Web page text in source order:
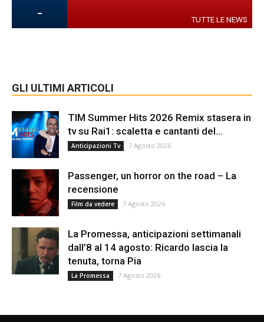
- TUTTE LE NEWS
GLI ULTIMI ARTICOLI
TIM Summer Hits 2026 Remix stasera in
tv su Rai1: scaletta e cantanti del...
Anticipazioni Tv 7 Agosto 2026
Passenger, un horror on the road – La
recensione
Film da vedere 7 Agosto 2026
La Promessa, anticipazioni settimanali
dall’8 al 14 agosto: Ricardo lascia la
tenuta, torna Pia
La Promessa 7 Agosto 2026